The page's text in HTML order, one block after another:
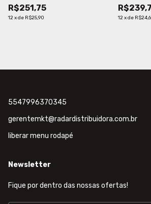
R$251,75
12xde R$25,90 12xde
5547996370345
gerentemkt@radardistribuidora.com.br
liberar menu rodapé
Newsletter
Fique por dentro das nossas ofertas!